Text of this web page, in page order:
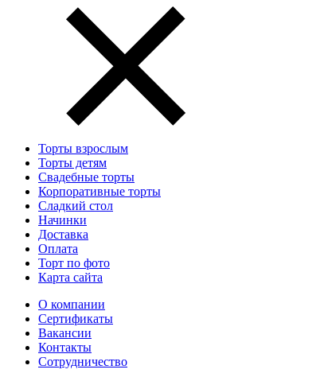
Торты взрослым
Торты детям
Свадебные торты
Корпоративные торты
Сладкий стол
Начинки
Доставка
Оплата
Торт по фото
Карта сайта
О компании
Сертификаты
Вакансии
Контакты
Сотрудничество